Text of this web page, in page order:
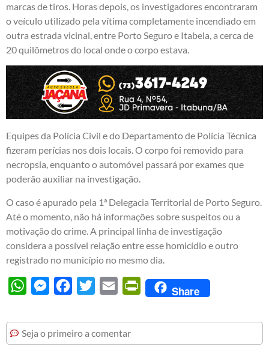
marcas de tiros. Horas depois, os investigadores encontraram
o veículo utilizado pela vítima completamente incendiado em
outra estrada vicinal, entre Porto Seguro e Itabela, a cerca de
20 quilômetros do local onde o corpo estava.
Equipes da Polícia Civil e do Departamento de Polícia Técnica
fizeram perícias nos dois locais. O corpo foi removido para
necropsia, enquanto o automóvel passará por exames que
poderão auxiliar na investigação.
O caso é apurado pela 1ª Delegacia Territorial de Porto Seguro.
Até o momento, não há informações sobre suspeitos ou a
motivação do crime. A principal linha de investigação
considera a possível relação entre esse homicídio e outro
registrado no município no mesmo dia.
WhatsAppMessengerFacebook
Twitter Email PrintFriendly
Share
Seja o primeiro a comentar